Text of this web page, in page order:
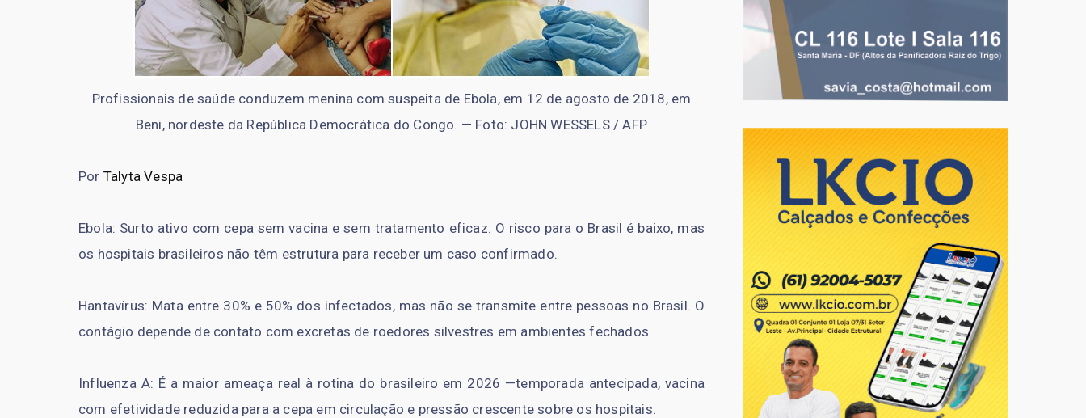
Profissionais de saúde conduzem menina com suspeita de Ebola, em 12 de agosto de 2018, em
Beni, nordeste da República Democrática do Congo. — Foto: JOHN WESSELS / AFP
Por Talyta Vespa
Ebola: Surto ativo com cepa sem vacina e sem tratamento eficaz. O risco para o Brasil é baixo, mas
os hospitais brasileiros não têm estrutura para receber um caso confirmado.
Hantavírus: Mata entre 30% e 50% dos infectados, mas não se transmite entre pessoas no Brasil. O
contágio depende de contato com excretas de roedores silvestres em ambientes fechados.
Influenza A: É a maior ameaça real à rotina do brasileiro em 2026 —temporada antecipada, vacina
com efetividade reduzida para a cepa em circulação e pressão crescente sobre os hospitais.